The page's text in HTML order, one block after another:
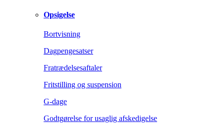
Opsigelse
Bortvisning
Dagpengesatser
Fratrædelsesaftaler
Fritstilling og suspension
G-dage
Godtgørelse for usaglig afskedigelse